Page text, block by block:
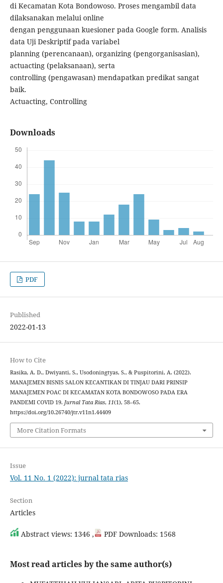
di Kecamatan Kota Bondowoso. Proses mengambil data
dilaksanakan melalui online
dengan penggunaan kuesioner pada Google form. Analisis
data Uji Deskriptif pada variabel
planning (perencanaan), organizing (pengorganisasian),
actuacting (pelaksanaan), serta
controlling (pengawasan) mendapatkan predikat sangat
baik.
Actuacting, Controlling
Downloads
PDF
Published
2022-01-13
How to Cite
Rasika, A. D., Dwiyanti, S., Usodoningtyas, S., & Puspitorini, A. (2022).
MANAJEMEN BISNIS SALON KECANTIKAN DI TINJAU DARI PRINSIP
MANAJEMEN POAC DI KECAMATAN KOTA BONDOWOSO PADA ERA
PANDEMI COVID 19. Jurnal Tata Rias, 11(1), 58–65.
https://doi.org/10.26740/jtr.v11n1.44409
More Citation Formats
Issue
Vol. 11 No. 1 (2022): jurnal tata rias
Section
Articles
Abstract views: 1346 , PDF Downloads: 1568
Most read articles by the same author(s)